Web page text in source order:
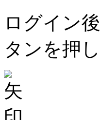
ログイン
タンを押